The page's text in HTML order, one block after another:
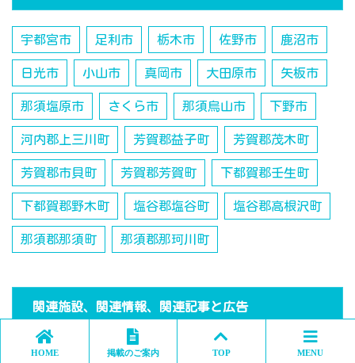
宇都宮市 足利市 栃木市 佐野市 鹿沼市
日光市 小山市 真岡市 大田原市 矢板市
那須塩原市 さくら市 那須烏山市 下野市
河内郡上三川町 芳賀郡益子町 芳賀郡茂木町
芳賀郡市貝町 芳賀郡芳賀町 下都賀郡壬生町
下都賀郡野木町 塩谷郡塩谷町 塩谷郡高根沢町
那須郡那須町 那須郡那珂川町
関連施設、関連情報、関連記事と広告
HOME 掲載のご案内 TOP MENU